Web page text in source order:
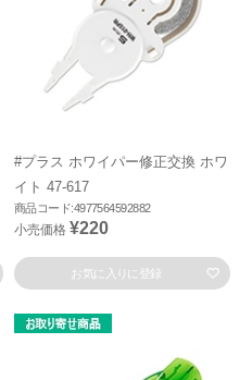
#プラス ホワイパー修正交換 ホワ
イト 47-617
商品コード:4977564592882
小売価格 ¥220
お気に入りに登録